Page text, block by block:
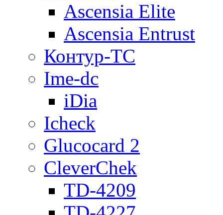
Ascensia Elite
Ascensia Entrust
Контур-ТС
Ime-dc
iDia
Icheck
Glucocard 2
CleverChek
TD-4209